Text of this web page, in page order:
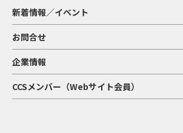
新着情報／イベント
お問合せ
企業情報
CCSメンバー（Webサイト会員）